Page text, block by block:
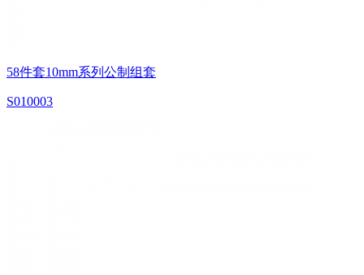
58件套10mm系列公制组套
S010003